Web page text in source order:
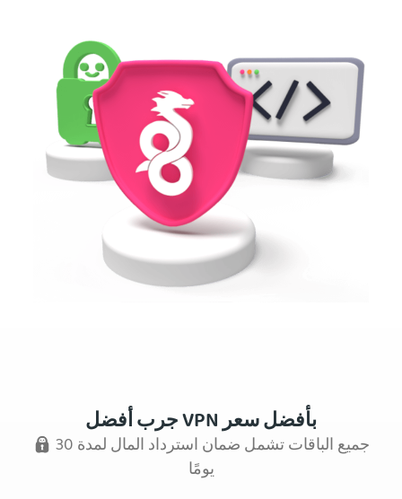
جرب أفضل VPN بأفضل سعر
يومًا